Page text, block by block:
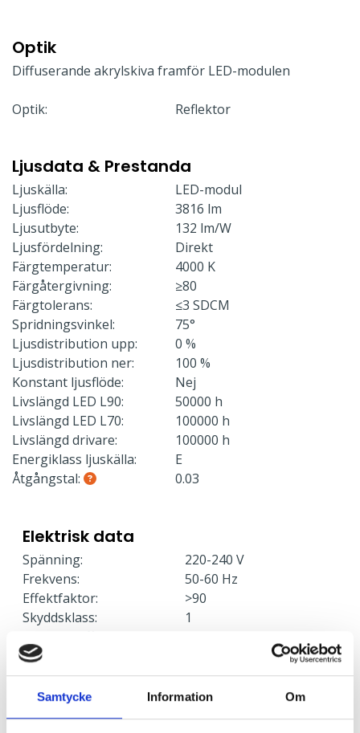
Samtycke Information Om
Optik
Diffuserande akrylskiva framför LED-modulen
Optik: Reflektor
Ljusdata & Prestanda
Ljuskälla:
LED-modul
Ljusflöde:
3816 lm
Ljusutbyte:
132 lm/W
Ljusfördelning:
Direkt
Färgtemperatur:
4000 K
Färgåtergivning:
≥80
Färgtolerans:
≤3 SDCM
Spridningsvinkel:
75°
Ljusdistribution upp:
0 %
Ljusdistribution ner:
100 %
Konstant ljusflöde:
Nej
Livslängd LED L90:
50000 h
Livslängd LED L70:
100000 h
Livslängd drivare:
100000 h
Energiklass ljuskälla:
E
Åtgångstal:
0.03
Elektrisk data
Spänning:
220-240 V
Frekvens:
50-60 Hz
Effektfaktor:
>90
Skyddsklass:
1
Effekt:
Armaturer/C10A säkring:
36
Armaturer/C16A säkring:
56
Armaturer/B10A säkring: